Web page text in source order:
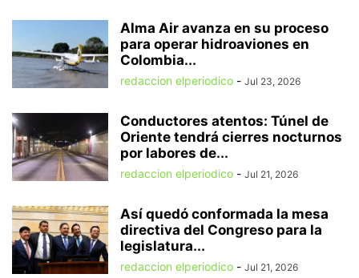
Alma Air avanza en su proceso
para operar hidroaviones en
Colombia...
redaccion elperiodico - Jul 23, 2026
Conductores atentos: Túnel de
Oriente tendrá cierres nocturnos
por labores de...
redaccion elperiodico - Jul 21, 2026
Así quedó conformada la mesa
directiva del Congreso para la
legislatura...
redaccion elperiodico - Jul 21, 2026